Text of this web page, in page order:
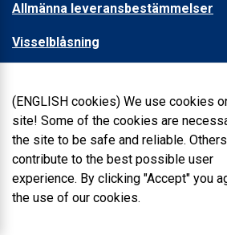
Allmänna leveransbestämmelser
Visselblåsning
OM OSS
Kontakt
Sunde Group
(ENGLISH cookies) We use cookies
site! Some of the cookies are
the site to be safe and reliable. Others
contribute to the best possible user
experience. By clicking "Accept" you
the use of our cookies.